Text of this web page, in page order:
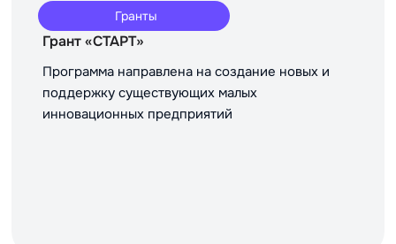
Гранты
Грант «СТАРТ»
Программа направлена на создание новых и
поддержку существующих малых
инновационных предприятий